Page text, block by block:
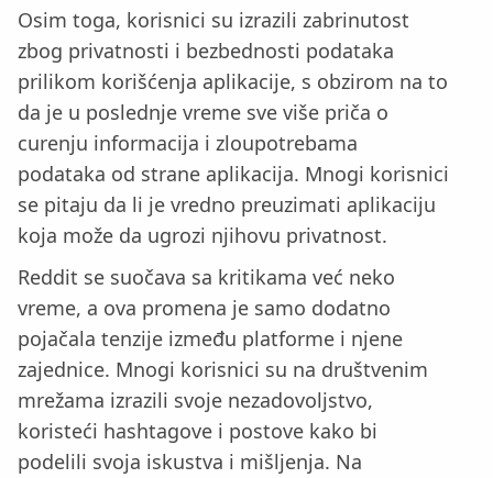
Osim toga, korisnici su izrazili zabrinutost
zbog privatnosti i bezbednosti podataka
prilikom korišćenja aplikacije, s obzirom na to
da je u poslednje vreme sve više priča o
curenju informacija i zloupotrebama
podataka od strane aplikacija. Mnogi korisnici
se pitaju da li je vredno preuzimati aplikaciju
koja može da ugrozi njihovu privatnost.
Reddit se suočava sa kritikama već neko
vreme, a ova promena je samo dodatno
pojačala tenzije između platforme i njene
zajednice. Mnogi korisnici su na društvenim
mrežama izrazili svoje nezadovoljstvo,
koristeći hashtagove i postove kako bi
podelili svoja iskustva i mišljenja. Na